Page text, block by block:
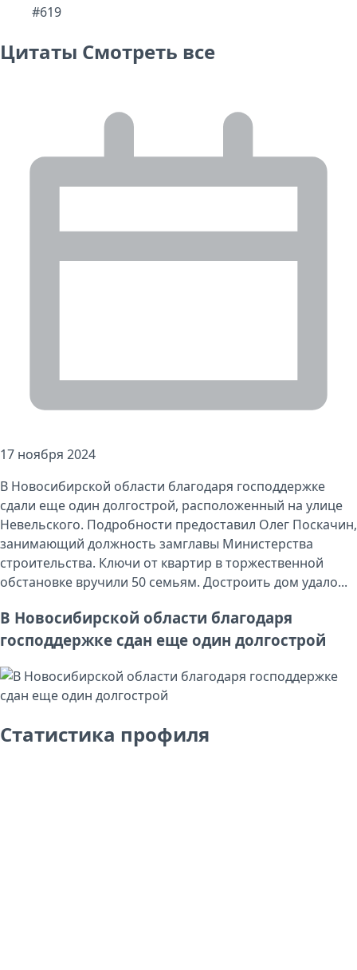
#619
Цитаты Смотреть все
17 ноября 2024
В Новосибирской области благодаря господдержке
сдали еще один долгострой, расположенный на улице
Невельского. Подробности предоставил Олег Поскачин,
занимающий должность замглавы Министерства
строительства. Ключи от квартир в торжественной
обстановке вручили 50 семьям. Достроить дом удало...
В Новосибирской области благодаря
господдержке сдан еще один долгострой
Статистика профиля